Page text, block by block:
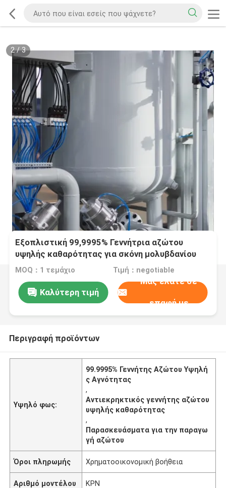
2/3
Εξοπλιστική 99,9995% Γεννήτρια αζώτου
υψηλής καθαρότητας για σκόνη μολυβδανίου
MOQ：1 τεμάχιο Τιμή：negotiable
Καλύτερη τιμή
Μας ελάτε σε
επαφή με
Περιγραφή προϊόντων
Υψηλό φως:
99.9995% Γεννήτης Αζώτου Υψηλή
ς Αγνότητας
,
Αντιεκρηκτικός γεννήτης αζώτου
υψηλής καθαρότητας
,
Παρασκευάσματα για την παραγω
γή αζώτου
Όροι πληρωμής Χρηματοοικονομική βοήθεια
Αριθμό μοντέλου ΚΡΝ